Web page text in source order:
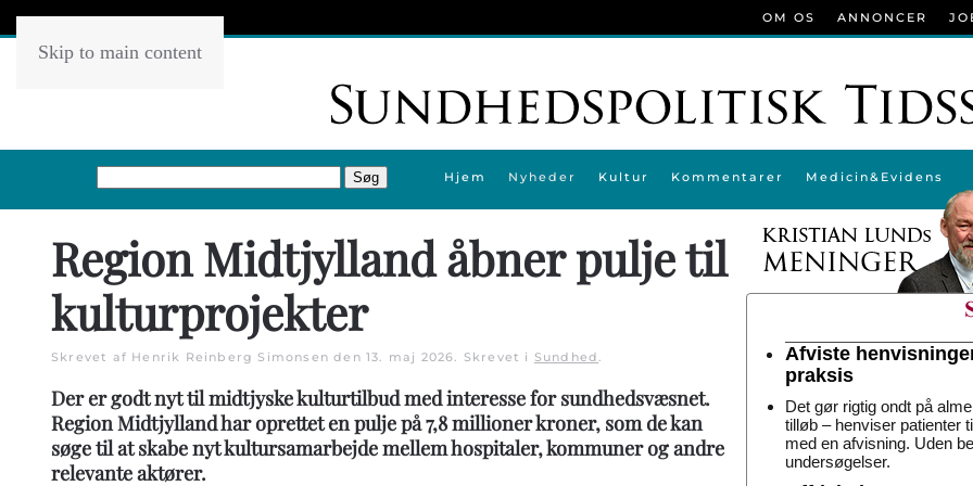
Skip to main content
Hjem Nyheder Kultur Kommentarer Medicin&Evidens
OM OS ANNONCER
Region Midtjylland åbner pulje til
kulturprojekter
Skrevet af Henrik Reinberg Simonsen den 13. maj 2026. Skrevet i Sundhed.
Der er godt nyt til midtjyske kulturtilbud med interesse for sundhedsvæsnet.
Region Midtjylland har oprettet en pulje på 7,8 millioner kroner, som de kan
søge til at skabe nyt kultursamarbejde mellem hospitaler, kommuner og andre
relevante aktører.
Afviste
praksis
Det gør rigtig ondt på
tilløb – henviser patienter
med en afvisning. Uden
undersøgelser.